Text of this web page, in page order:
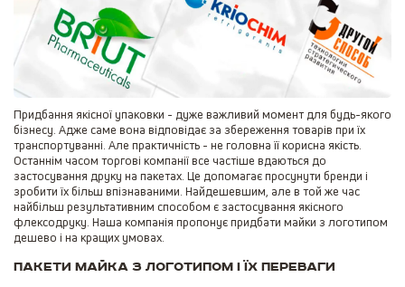
Придбання якісної упаковки - дуже важливий момент для будь-якого
бізнесу. Адже саме вона відповідає за збереження товарів при їх
транспортуванні. Але практичність - не головна її корисна якість.
Останнім часом торгові компанії все частіше вдаються до
застосування друку на пакетах. Це допомагає просунути бренди і
зробити їх більш впізнаваними. Найдешевшим, але в той же час
найбільш результативним способом є застосування якісного
флексодруку. Наша компанія пропонує придбати майки з логотипом
дешево і на кращих умовах.
Пакети майка з логотипом і їх переваги